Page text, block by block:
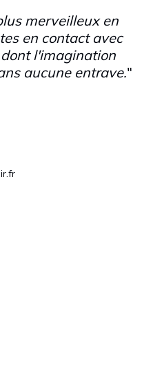
merveilleux en
en contact avec
l'imagination
aucune entrave."